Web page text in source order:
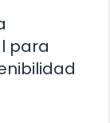
para